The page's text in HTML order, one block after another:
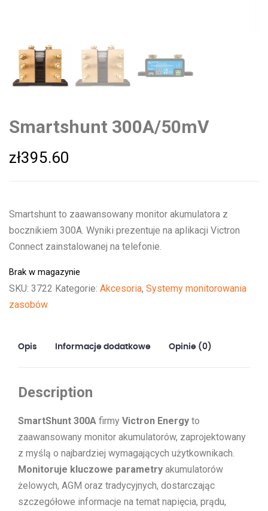
Smartshunt 300A/50mV
zł395.60
Smartshunt to zaawansowany monitor akumulatora z
bocznikiem 300A. Wyniki prezentuje na aplikacji Victron
Connect zainstalowanej na telefonie.
Brak w magazynie
SKU: 3722 Kategorie: Akcesoria, Systemy monitorowania
zasobów
Opis Informacje dodatkowe Opinie (0)
Description
SmartShunt 300A firmy Victron Energy to
zaawansowany monitor akumulatorów, zaprojektowany
z myślą o najbardziej wymagających użytkownikach.
Monitoruje kluczowe parametry akumulatorów
żelowych, AGM oraz tradycyjnych, dostarczając
szczegółowe informacje na temat napięcia, prądu,